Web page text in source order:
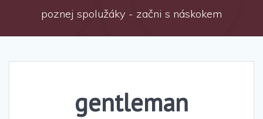
poznej spolužáky - začni s náskokem
gentleman